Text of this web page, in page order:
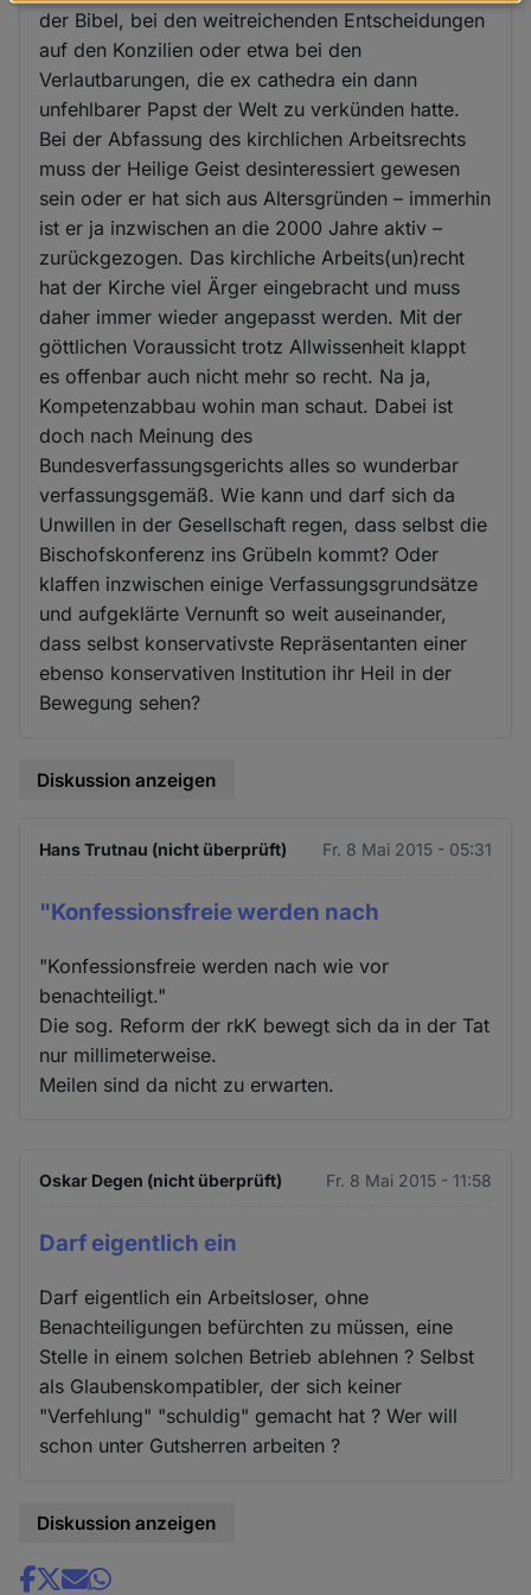
der Bibel, bei den weitreichenden Entscheidungen
auf den Konzilien oder etwa bei den
Verlautbarungen, die ex cathedra ein dann
unfehlbarer Papst der Welt zu verkünden hatte.
Bei der Abfassung des kirchlichen Arbeitsrechts
muss der Heilige Geist desinteressiert gewesen
sein oder er hat sich aus Altersgründen – immerhin
ist er ja inzwischen an die 2000 Jahre aktiv –
zurückgezogen. Das kirchliche Arbeits(un)recht
hat der Kirche viel Ärger eingebracht und muss
daher immer wieder angepasst werden. Mit der
göttlichen Voraussicht trotz Allwissenheit klappt
es offenbar auch nicht mehr so recht. Na ja,
Kompetenzabbau wohin man schaut. Dabei ist
doch nach Meinung des
Bundesverfassungsgerichts alles so wunderbar
verfassungsgemäß. Wie kann und darf sich da
Unwillen in der Gesellschaft regen, dass selbst die
Bischofskonferenz ins Grübeln kommt? Oder
klaffen inzwischen einige Verfassungsgrundsätze
und aufgeklärte Vernunft so weit auseinander,
dass selbst konservativste Repräsentanten einer
ebenso konservativen Institution ihr Heil in der
Bewegung sehen?
Diskussion anzeigen
Hans Trutnau (nicht überprüft) Fr. 8 Mai 2015 - 05:31
"Konfessionsfreie werden nach
"Konfessionsfreie werden nach wie vor
benachteiligt."
Die sog. Reform der rkK bewegt sich da in der Tat
nur millimeterweise.
Meilen sind da nicht zu erwarten.
Oskar Degen (nicht überprüft) Fr. 8 Mai 2015 - 11:58
Darf eigentlich ein
Darf eigentlich ein Arbeitsloser, ohne
Benachteiligungen befürchten zu müssen, eine
Stelle in einem solchen Betrieb ablehnen ? Selbst
als Glaubenskompatibler, der sich keiner
"Verfehlung" "schuldig" gemacht hat ? Wer will
schon unter Gutsherren arbeiten ?
Diskussion anzeigen
und
Cookies